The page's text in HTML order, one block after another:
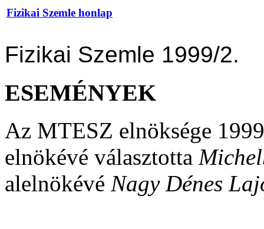
Fizikai Szemle honlap
Fizikai Szemle 1999/2.
ESEMÉNYEK
Az MTESZ elnöksége
elnökévé választotta
alelnökévé Nagy Dénes